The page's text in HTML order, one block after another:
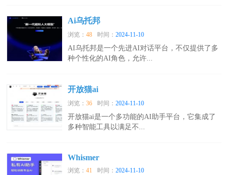
Ai乌托邦
浏览：48 时间：2024-11-10
AI乌托邦是一个先进AI对话平台，不仅提供了多
种个性化的AI角色，允许...
开放猫ai
浏览：36 时间：2024-11-10
开放猫ai是一个多功能的AI助手平台，它集成了
多种智能工具以满足不...
Whismer
浏览：41 时间：2024-11-10